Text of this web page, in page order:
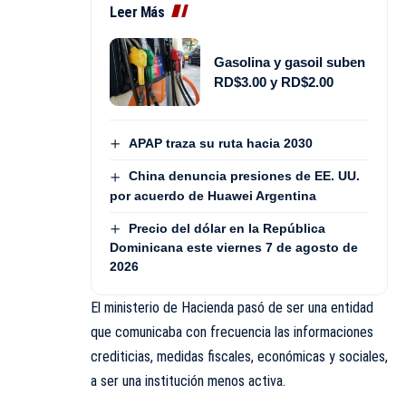
Leer Más
Gasolina y gasoil suben
RD$3.00 y RD$2.00
APAP traza su ruta hacia 2030
China denuncia presiones de EE. UU.
por acuerdo de Huawei Argentina
Precio del dólar en la República
Dominicana este viernes 7 de agosto de
2026
El ministerio de Hacienda pasó de ser una entidad
que comunicaba con frecuencia las informaciones
crediticias, medidas fiscales, económicas y sociales,
a ser una institución menos activa.